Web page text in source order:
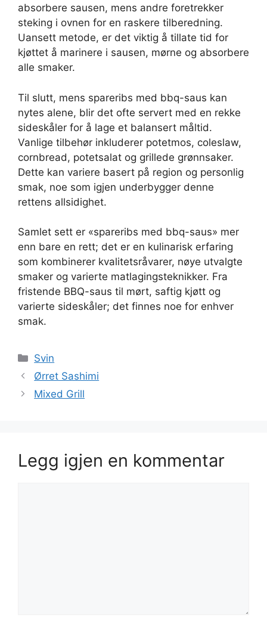
absorbere sausen, mens andre foretrekker
steking i ovnen for en raskere tilberedning.
Uansett metode, er det viktig å tillate tid for
kjøttet å marinere i sausen, mørne og absorbere
alle smaker.
Til slutt, mens spareribs med bbq-saus kan
nytes alene, blir det ofte servert med en rekke
sideskåler for å lage et balansert måltid.
Vanlige tilbehør inkluderer potetmos, coleslaw,
cornbread, potetsalat og grillede grønnsaker.
Dette kan variere basert på region og personlig
smak, noe som igjen underbygger denne
rettens allsidighet.
Samlet sett er «spareribs med bbq-saus» mer
enn bare en rett; det er en kulinarisk erfaring
som kombinerer kvalitetsråvarer, nøye utvalgte
smaker og varierte matlagingsteknikker. Fra
fristende BBQ-saus til mørt, saftig kjøtt og
varierte sideskåler; det finnes noe for enhver
smak.
Kategorier
Svin
Ørret Sashimi
Mixed Grill
Legg igjen en kommentar